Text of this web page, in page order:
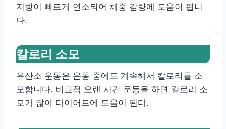
지방이 빠르게 연소되어 체중 감량에 도움이 됩니
다.
칼로리 소모
유산소 운동은 운동 중에도 계속해서 칼로리를 소
모합니다. 비교적 오랜 시간 운동을 하면 칼로리 소
모가 많아 다이어트에 도움이 된다.